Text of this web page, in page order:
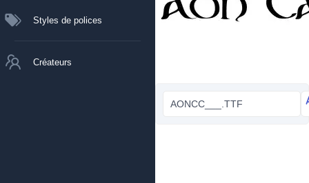
Styles de polices
Créateurs
AONCC___.TTF